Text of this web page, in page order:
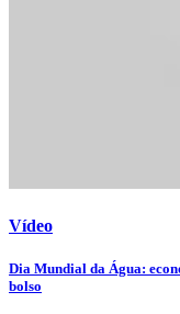
Vídeo
Dia Mundial da Água:
bolso